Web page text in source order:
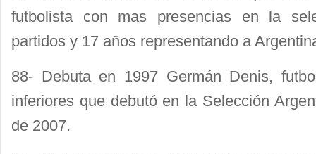
futbolista con mas presencias en la
partidos y 17 años representando a
88- Debuta en 1997 Germán Denis,
inferiores que debutó en la Selección
de 2007.